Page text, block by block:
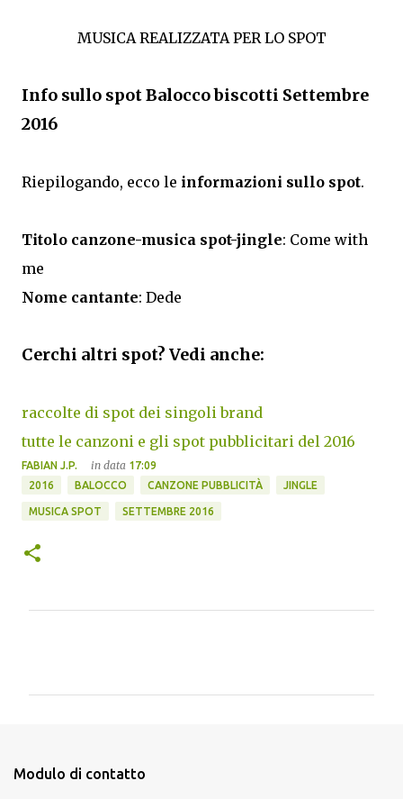
MUSICA REALIZZATA PER LO SPOT
Info sullo spot Balocco biscotti Settembre
2016
Riepilogando, ecco le informazioni sullo spot.
Titolo canzone-musica spot-jingle: Come with
me
Nome cantante: Dede
Cerchi altri spot? Vedi anche:
raccolte di spot dei singoli brand
tutte le canzoni e gli spot pubblicitari del 2016
FABIAN J.P. in data 17:09
2016
BALOCCO CANZONE PUBBLICITÀ JINGLE
MUSICA SPOT SETTEMBRE 2016
Modulo di contatto